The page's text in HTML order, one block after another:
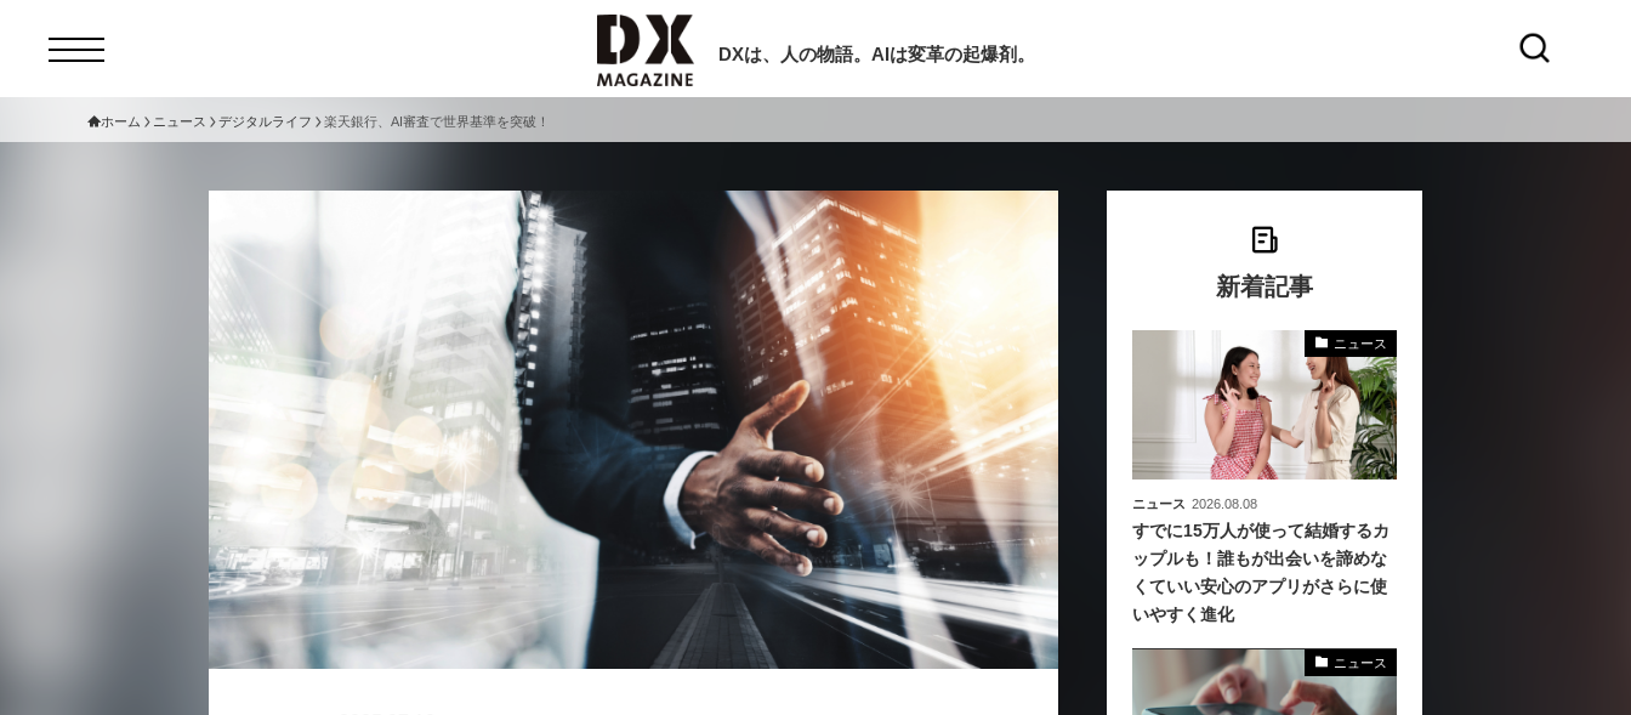
DXは、人の物語。AIは変革の起爆剤。
セミナー ニュース
サービスメニュー 日本オムニチャネル協会
トップページ
特集
サイトマップ
お問い合わせ
個人情報保護法について
運営会社
採用情報
現在開催予定のセミナー
【8/12開催】「イノベーションを数値化
する」～投資される事業の基準と、終活
DX「SouSou」に学ぶ資金調達・巻き込
みのリアル～
2026-06-10
セミナー
【9/30開催】AIで何でもできる時代に、
なぜ「DX人財」というキャリアが求めら
れるのか
ホーム ニュース デジタルライフ 楽天銀行、AI審査で世界基準を突破！
新着記事
ニュース
ニュース 2026.08.08
すでに15万人が使って結婚するカ
ップルも！誰もが出会いを諦めな
くていい安心のアプリがさらに使
いやすく進化
ニュース